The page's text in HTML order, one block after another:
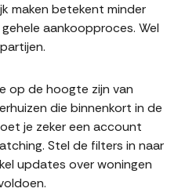
maken betekent minder
aankoopproces. Wel
op de hoogte zijn van
die binnenkort in de
je zeker een account
Stel de filters in naar
updates over woningen